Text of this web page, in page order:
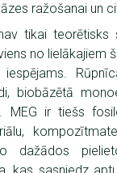
ražošanai un
tikai teorētisks
no lielākajiem
biobāzētā
MEG ir tiešs
dažādos